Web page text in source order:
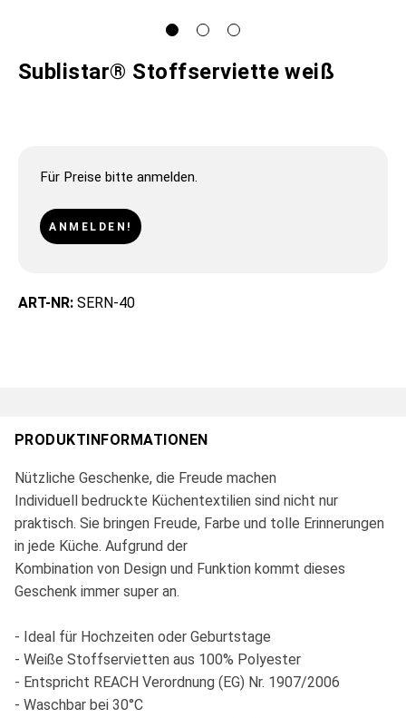
Sublistar® Stoffserviette weiß
Für Preise bitte anmelden.
ANMELDEN!
ART-NR: SERN-40
PRODUKTINFORMATIONEN
Nützliche Geschenke, die Freude machen
Individuell bedruckte Küchentextilien sind nicht nur
praktisch. Sie bringen Freude, Farbe und tolle Erinnerungen
in jede Küche. Aufgrund der
Kombination von Design und Funktion kommt dieses
Geschenk immer super an.
- Ideal für Hochzeiten oder Geburtstage
- Weiße Stoffservietten aus 100% Polyester
- Entspricht REACH Verordnung (EG) Nr. 1907/2006
- Waschbar bei 30°C